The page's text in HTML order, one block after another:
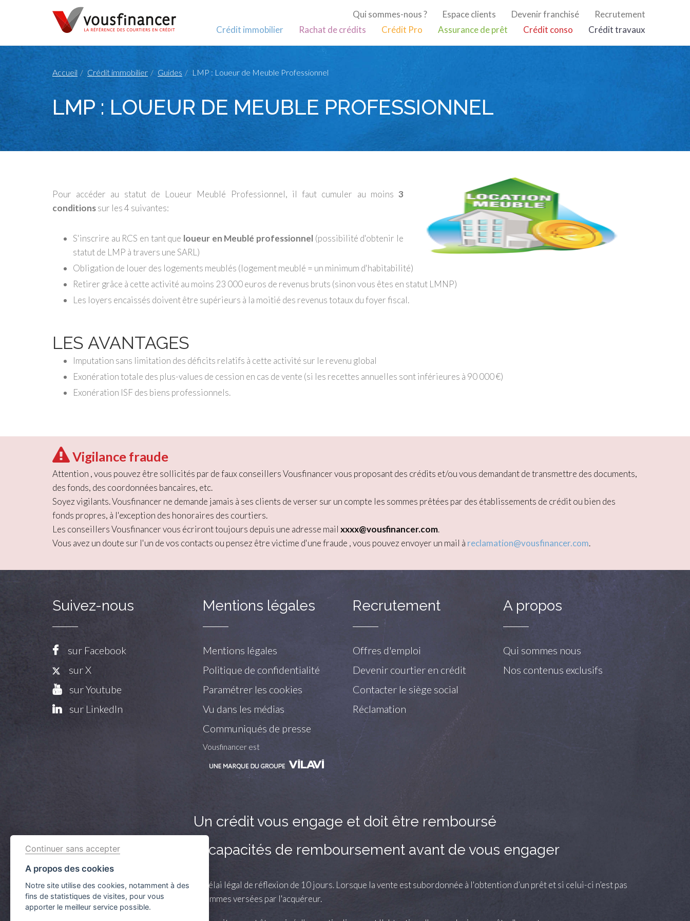
Recrutement
Devenir franchisé
Espace clients
Qui sommes-nous ?
Crédit immobilier
Rachat de crédits Crédit Pro Assurance de prêt Crédit conso Crédit travaux
Accueil Crédit immobilier Guides LMP : Loueur de Meuble Professionnel
LMP : LOUEUR DE MEUBLE PROFESSIONNEL
Pour accéder au statut de Loueur Meublé Professionnel, il faut cumuler au moins 3
conditionssur les 4 suivantes:
S'inscrire au RCS en tant que loueur en Meublé professionnel (possibilité d'obtenir le
statut de LMP à travers une SARL)
Obligation de louer des logements meublés (logement meublé = un minimum d'habitabilité)
Retirer grâce à cette activité au moins 23 000 euros de revenus bruts (sinon vous êtes en statut LMNP)
Les loyers encaissés doivent être supérieurs à la moitié des revenus totaux du foyer fiscal.
LES AVANTAGES
Imputation sans limitation des déficits relatifs à cette activité sur le revenu global
Exonération totale des plus-values de cession en cas de vente (si les recettes annuelles sont inférieures à 90 000 €)
Exonération ISF des biens professionnels.
Vigilance fraude
Attention , vous pouvez être sollicités par de faux conseillers Vousfinancer vous proposant des crédits et/ou vous demandant de transmettre des documents,
des fonds, des coordonnées bancaires, etc.
Soyez vigilants. Vousfinancer ne demande jamais à ses clients de verser sur un compte les sommes prêtées par des établissements de crédit ou bien des
fonds propres, à l'exception des honoraires des courtiers.
Les conseillers Vousfinancer vous écriront toujours depuis une adresse mail xxxx@vousfinancer.com.
Vous avez un doute sur l'un de vos contacts ou pensez être victime d'une fraude , vous pouvez envoyer un mail à reclamation@vousfinancer.com.
Suivez-nous
sur Facebook
sur X
sur Youtube
sur LinkedIn
Mentions légales
Mentions légales
Politique de confidentialité
Paramétrer les cookies
Vu dans les médias
Communiqués de presse
Vousfinancer est
Recrutement
Offres d'emploi
Devenir courtier en crédit
Contacter le siège social
Réclamation
A propos
Qui sommes nous
Nos contenus exclusifs
Un crédit vous engage et doit être remboursé
Vérifiez vos capacités de remboursement avant de vous engager
Crédit immobilier : Vous bénéficiez d’un délai légal de réflexion de 10 jours. Lorsque la vente est subordonnée à l'obtention d’un prêt et si celui-ci n’est pas
obtenu, le vendeur doit rembourser les sommes versées par l'acquéreur.
Continuer sans accepter
A propos des cookies
Notre site utilise des cookies, notamment à des
fins de statistiques de visites, pour vous
apporter le meilleur service possible.